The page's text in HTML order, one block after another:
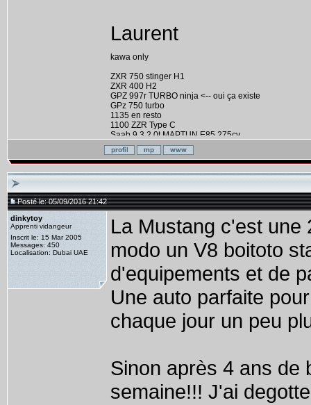
Laurent
kawa only
ZXR 750 stinger H1
ZXR 400 H2
GPZ 997r TURBO ninja <-- oui ça existe
GPz 750 turbo
1135 en resto
1100 ZZR Type C
Saab 9.3 2.0t MAPTUN E85 275cv
ZX 10 TOMCAT
Posté le: 05/09/2016 21:42
dinkytoy
Apprenti vidangeur
Inscrit le: 15 Mar 2005
Messages: 450
Localisation: Dubai UAE
La Mustang c'est une
modo un V8 boitoto
d'equipements et de
Une auto parfaite
chaque jour un peu
Sinon après 4 ans de
semaine!!! J'ai